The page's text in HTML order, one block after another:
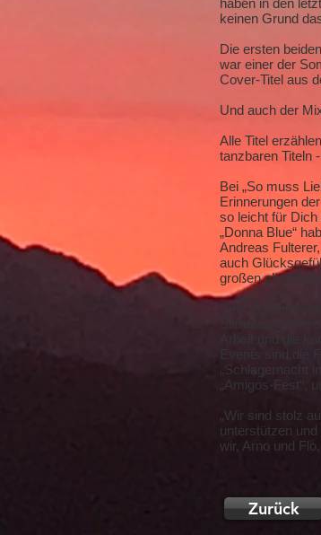
haben in den
keinen Grund
Die ersten
war einer der
Cover-Titel aus
Und auch der
Alle Titel
tanzbaren Titeln
Bei „So muss
Erinnerungen
so leicht für Dich
„Donna Blue“
Andreas
auch
großen
Seit 10 Jahren
Stimmen
Arbeit und die
Events sind die
„Schlagernacht
„Amigos-Fest“,
„Wir sind stolz
unterstützen
wir, Arno und
Zurück